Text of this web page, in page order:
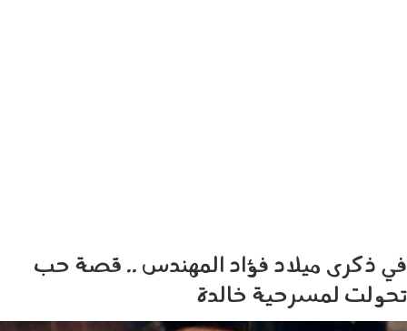
في ذكرى ميلاد فؤاد المهندس .. قصة حب
تحولت لمسرحية خالدة